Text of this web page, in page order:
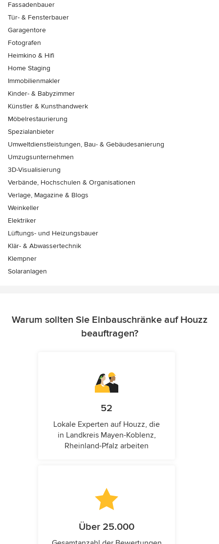
Fassadenbauer
Tür- & Fensterbauer
Garagentore
Fotografen
Heimkino & Hifi
Home Staging
Immobilienmakler
Kinder- & Babyzimmer
Künstler & Kunsthandwerk
Möbelrestaurierung
Spezialanbieter
Umweltdienstleistungen, Bau- & Gebäudesanierung
Umzugsunternehmen
3D-Visualisierung
Verbände, Hochschulen & Organisationen
Verlage, Magazine & Blogs
Weinkeller
Elektriker
Lüftungs- und Heizungsbauer
Klär- & Abwassertechnik
Klempner
Solaranlagen
Warum sollten Sie Einbauschränke auf Houzz
beauftragen?
52
Lokale Experten auf Houzz, die
in Landkreis Mayen-Koblenz,
Rheinland-Pfalz arbeiten
Über 25.000